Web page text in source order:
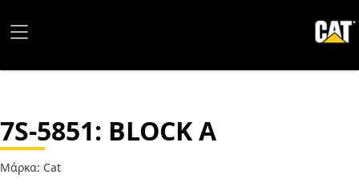
7S-5851: BLOCK A
Μάρκα: Cat